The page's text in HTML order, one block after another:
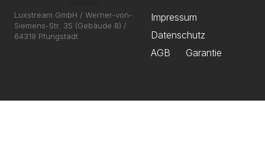
Luxstream GmbH / Werner-von-
Siemens-Str. 35 (Gebäude 8) /
64319 Pfungstadt
Impressum
Datenschutz
AGB
Garantie